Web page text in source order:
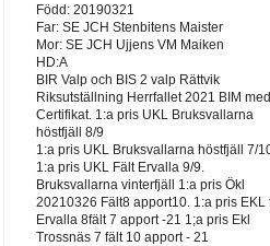
Född: 20190321
Far: SE JCH Stenbitens Maister
Mor: SE JCH Ujjens VM Maiken
HD:A
BIR Valp och BIS 2 valp Rättvik
Riksutställning Herrfallet 2021 BIM med
Certifikat. 1:a pris UKL Bruksvallarna
höstfjäll 8/9
1:a pris UKL Bruksvallarna höstfjäll 7/
1:a pris UKL Fält Ervalla 9/9.
Bruksvallarna vinterfjäll 1:a pris Ökl
20210326 Fält8 apport10. 1:a pris EKL
Ervalla 8fält 7 apport -21 1;a pris Ekl
Trossnäs 7 fält 10 apport - 21